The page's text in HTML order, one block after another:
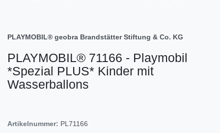
PLAYMOBIL® geobra Brandstätter Stiftung & Co. KG
PLAYMOBIL® 71166 - Playmobil
*Spezial PLUS* Kinder mit
Wasserballons
Artikelnummer: PL71166